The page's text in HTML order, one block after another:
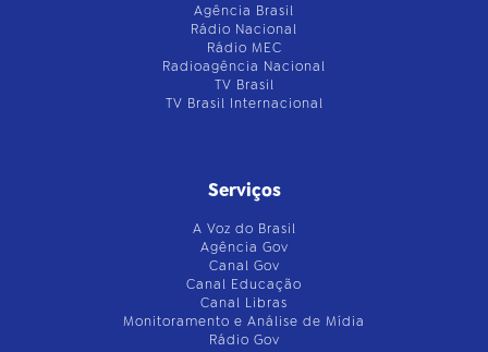
Agência Brasil
Rádio Nacional
Rádio MEC
Radioagência Nacional
TV Brasil
TV Brasil Internacional
Serviços
A Voz do Brasil
Agência Gov
Canal Gov
Canal Educação
Canal Libras
Monitoramento e Análise de Mídia
Rádio Gov